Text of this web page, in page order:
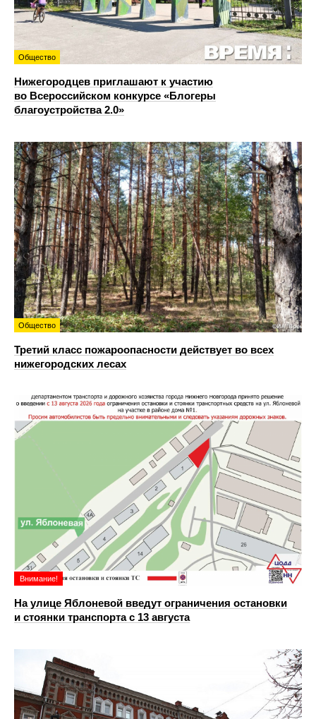
Общество
Нижегородцев приглашают к участию
во Всероссийском конкурсе «Блогеры
благоустройства 2.0»
Общество
Третий класс пожароопасности действует во всех
нижегородских лесах
Внимание!
На улице Яблоневой введут ограничения остановки
и стоянки транспорта с 13 августа